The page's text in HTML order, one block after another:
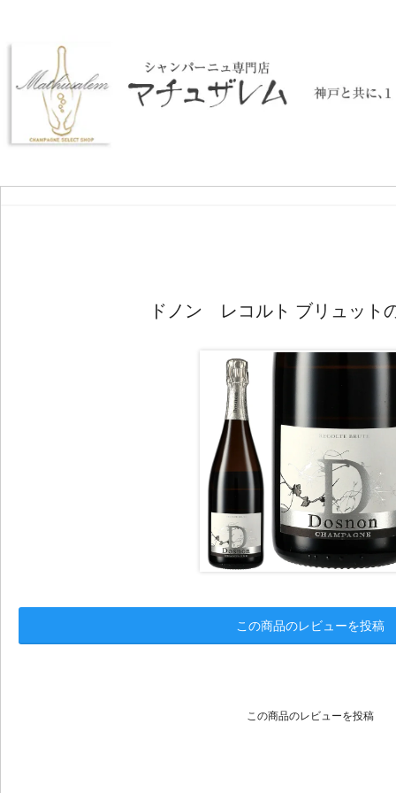
ドノン レコルト ブリュット
この商品のレビューを投稿
この商品のレビューを投稿